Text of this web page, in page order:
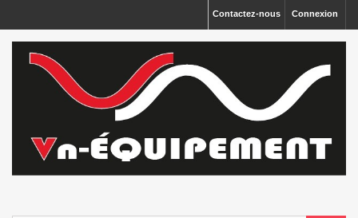
Connexion
Contactez-nous